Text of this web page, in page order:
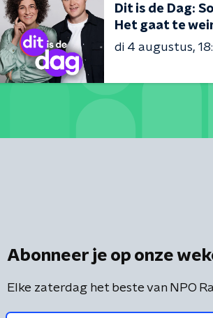
Dit is de Dag:
Het gaat te
di 4 augustus
Abonneer je op onze
Elke zaterdag het beste van NPO